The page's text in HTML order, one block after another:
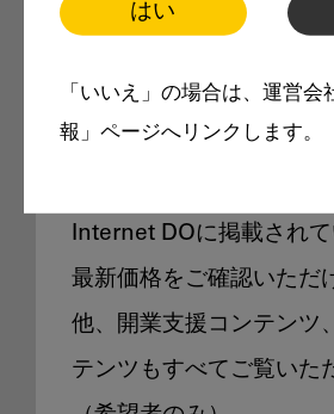
はい
「いいえ」の場合は、運営会
報」ページへリンクします。
製品価格も閲覧
Internet DOに掲載され
最新価格をご確認いただ
他、開業支援コンテンツ
テンツもすべてご覧いた